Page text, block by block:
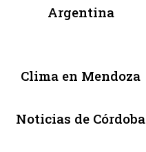
Argentina
Clima en Mendoza
Noticias de Córdoba